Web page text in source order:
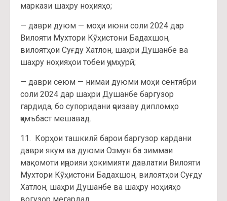
маркази шаҳру ноҳияҳо;
— даври дуюм — моҳи июни соли 2024 дар
Вилояти Мухтори Кӯҳистони Бадахшон,
вилоятҳои Суғду Хатлон, шаҳри Душанбе ва
шаҳру ноҳияҳои тобеи ҷумҳурӣ;
— даври сеюм — нимаи дуюми моҳи сентябри
соли 2024 дар шаҳри Душанбе баргузор
гардида, бо супоридани ҷоизаву дипломҳо
ҷамъбаст мешавад.
11. Корҳои ташкилӣ барои баргузор кардани
даври якум ва дуюми Озмун ба зиммаи
мақомоти иҷроияи ҳокимияти давлатии Вилояти
Мухтори Кӯҳистони Бадахшон, вилоятҳои Суғду
Хатлон, шаҳри Душанбе ва шаҳру ноҳияҳо